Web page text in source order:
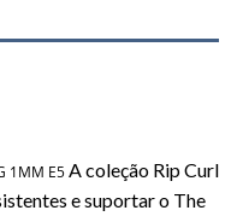
1MM E5A coleção Rip Curl
e suportar o The